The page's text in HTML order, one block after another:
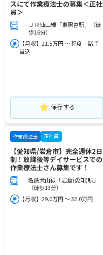
スにて作業療法士の募集＜正社
員＞
ＪＲ仙山線「東照宮駅」（徒
歩16分）
【月収】21.5万円 ～ 程度 諸手
当込
保存する
作業療法士 正社員
【愛知県/岩倉市】完全週休2日
制！放課後等デイサービスでの
作業療法士さん募集です！
名鉄犬山線「岩倉(愛知)駅」
（徒歩13分）
【月収】29.0万円 ～ 32.0万円